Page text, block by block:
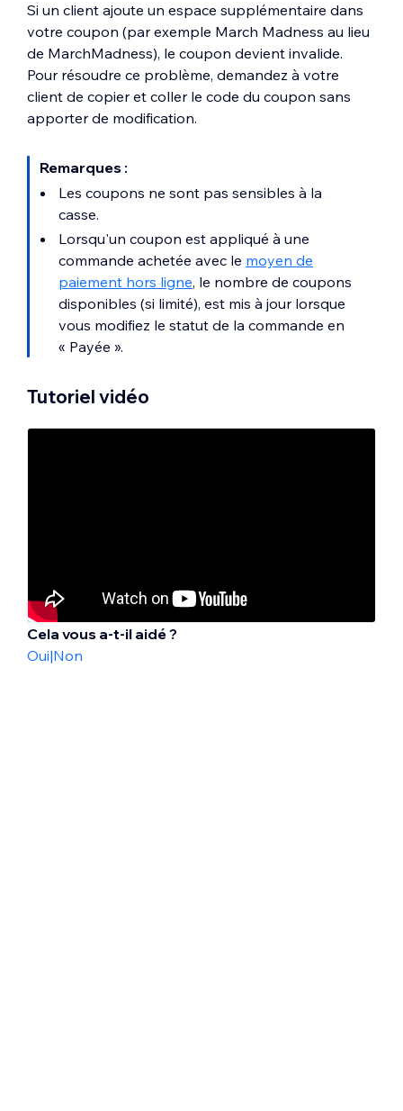
Si un client ajoute un espace supplémentaire dans
votre coupon (par exemple March Madness au lieu
de MarchMadness), le coupon devient invalide.
Pour résoudre ce problème, demandez à votre
client de copier et coller le code du coupon sans
apporter de modification.
Remarques :
Les coupons ne sont pas sensibles à la
casse.
Lorsqu'un coupon est appliqué à une
commande achetée avec le moyen de
paiement hors ligne, le nombre de coupons
disponibles (si limité), est mis à jour lorsque
vous modifiez le statut de la commande en
« Payée ».
Tutoriel vidéo
Cela vous a-t-il aidé ?
Oui|Non